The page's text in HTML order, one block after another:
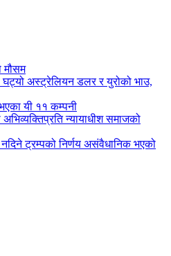
मौसम
अस्ट्रेलियन डलर र युरोको भाउ,
यी ११ कम्पनी
अभिव्यक्तिप्रति न्यायाधीश समाजको
ट्रम्पको निर्णय असंवैधानिक भएको